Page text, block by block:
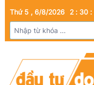
Thứ 5 , 6/8/2026 2 : 30 :